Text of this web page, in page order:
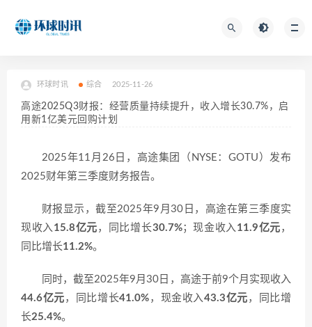
环球时讯 综合 2025-11-26
高途2025Q3财报：经营质量持续提升，收入增长30.7%，启
用新1亿美元回购计划
2025年11月26日，高途集团（NYSE：GOTU）发布
2025财年第三季度财务报告。
财报显示，截至2025年9月30日，高途在第三季度实
现收入 15.8亿元 ，同比增长30.7%；现金收入 11.9亿元 ，
同比增长11.2%。
同时，截至2025年9月30日，高途于前9个月实现收入
44.6亿元 ，同比增长41.0% ，现金收入43.3亿元 ，同比增
长25.4%。